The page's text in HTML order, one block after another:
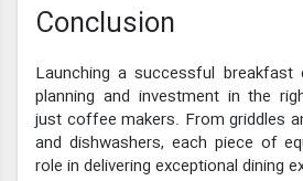
Conclusion
Launching a successful breakfast
planning and investment in the
just coffee makers. From griddles
and dishwashers, each piece of
role in delivering exceptional dining